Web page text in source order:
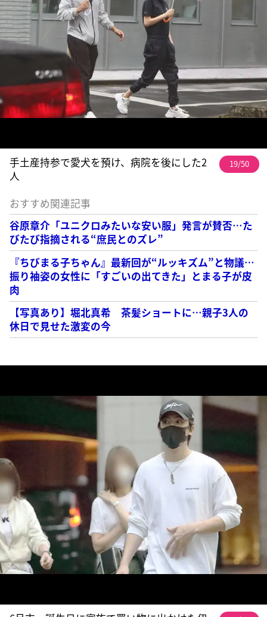
手土産持参で愛犬を預け、病院を後にした2
人
19/50
おすすめ関連記事
谷原章介「ユニクロみたいな安い服」発言が賛否…た
びたび指摘される“庶民とのズレ”
『ちびまる子ちゃん』最新回が“ルッキズム”と物議…
振り袖姿の女性に「すごいの出てきた」とまる子が皮
肉
【写真あり】堀北真希 茶髪ショートに…親子3人の
休日で見せた激変の今